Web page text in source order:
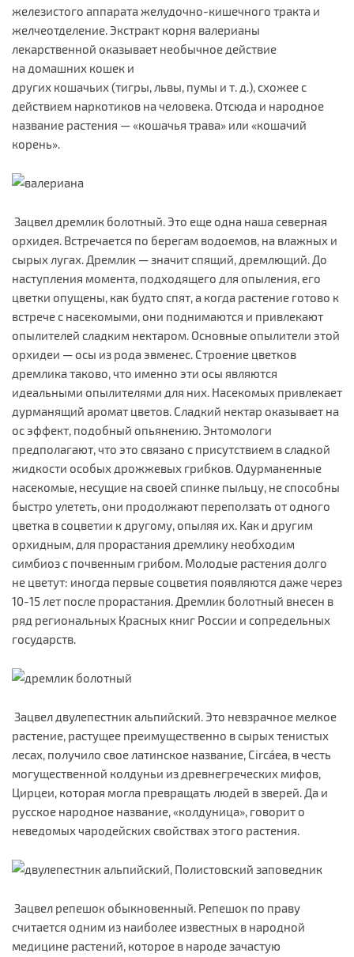
железистого аппарата желудочно-кишечного тракта и
желчеотделение. Экстракт корня валерианы
лекарственной оказывает необычное действие
на домашних кошек и
других кошачьих (тигры, львы, пумы и т. д.), схожее с
действием наркотиков на человека. Отсюда и народное
название растения — «кошачья трава» или «кошачий
корень».
Зацвел дремлик болотный. Это еще одна наша северная
орхидея. Встречается по берегам водоемов, на влажных и
сырых лугах. Дремлик — значит спящий, дремлющий. До
наступления момента, подходящего для опыления, его
цветки опущены, как будто спят, а когда растение готово к
встрече с насекомыми, они поднимаются и привлекают
опылителей сладким нектаром. Основные опылители этой
орхидеи — осы из рода эвменес. Строение цветков
дремлика таково, что именно эти осы являются
идеальными опылителями для них. Насекомых привлекает
дурманящий аромат цветов. Сладкий нектар оказывает на
ос эффект, подобный опьянению. Энтомологи
предполагают, что это связано с присутствием в сладкой
жидкости особых дрожжевых грибков. Одурманенные
насекомые, несущие на своей спинке пыльцу, не способны
быстро улететь, они продолжают переползать от одного
цветка в соцветии к другому, опыляя их. Как и другим
орхидным, для прорастания дремлику необходим
симбиоз с почвенным грибом. Молодые растения долго
не цветут: иногда первые соцветия появляются даже через
10-15 лет после прорастания. Дремлик болотный внесен в
ряд региональных Красных книг России и сопредельных
государств.
Зацвел двулепестник альпийский. Это невзрачное мелкое
растение, растущее преимущественно в сырых тенистых
лесах, получило свое латинское название, Circáea, в честь
могущественной колдуньи из древнегреческих мифов,
Цирцеи, которая могла превращать людей в зверей. Да и
русское народное название, «колдуница», говорит о
неведомых чародейских свойствах этого растения.
Зацвел репешок обыкновенный. Репешок по праву
считается одним из наиболее известных в народной
медицине растений, которое в народе зачастую